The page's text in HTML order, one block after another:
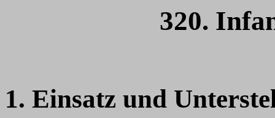
320.
1. Einsatz und